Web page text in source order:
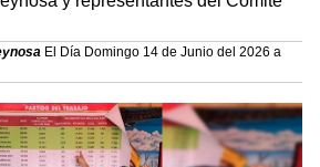
El Día Domingo 14 de Junio del 2026 a